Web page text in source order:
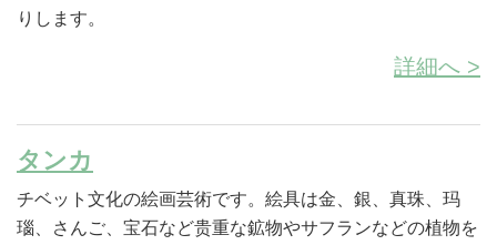
りします。
詳細へ >
タンカ
チベット文化の絵画芸術です。絵具は金、銀、真珠、玛
瑙、さんご、宝石など贵重な鉱物やサフランなどの植物を